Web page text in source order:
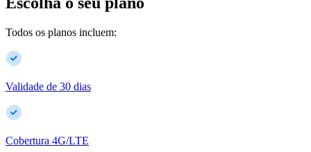
Todos os planos incluem:
Validade de 30 dias
Cobertura 4G/LTE